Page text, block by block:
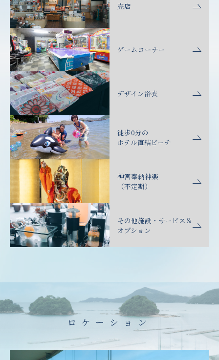
売店
ゲームコーナー
デザイン浴衣
徒歩0分の
ホテル直結ビーチ
神宮奉納神楽
（不定期）
その他施設・サービス＆
オプション
ロケーション